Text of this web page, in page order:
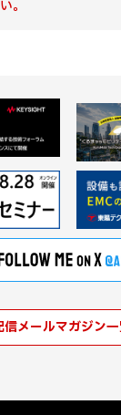
。
信メールマガジン